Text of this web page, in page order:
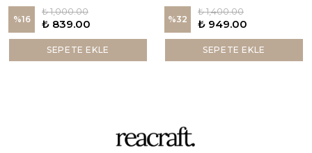
%16
₺ 1,000.00
₺ 839.00
SEPETE EKLE
%32
₺ 1,400.00
₺ 949.00
SEPETE EKLE